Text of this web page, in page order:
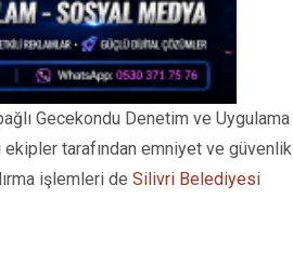
Gecekondu Denetim ve Uygulama
ekipler tarafından emniyet ve güvenlik
işlemleri de Silivri Belediyesi